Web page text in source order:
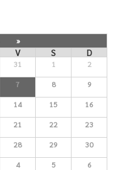
»
V S D
31 1 2
7 8 9
14 15 16
21 22 23
28 29 30
4 5 6